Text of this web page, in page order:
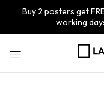
Buy 2 posters get
working